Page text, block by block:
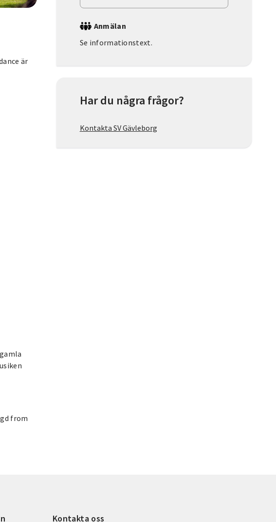
är
from
Anmälan
Se informationstext.
Har du några frågor?
Kontakta SV Gävleborg
Kontakta oss